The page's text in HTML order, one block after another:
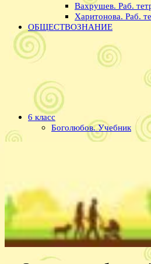
Вахрушев. Раб.
Харитонова. Раб.
ОБЩЕСТВОЗНАНИЕ
6 класс
Боголюбов. Учебник